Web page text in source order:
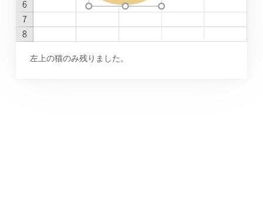
左上の猫のみ残りました。